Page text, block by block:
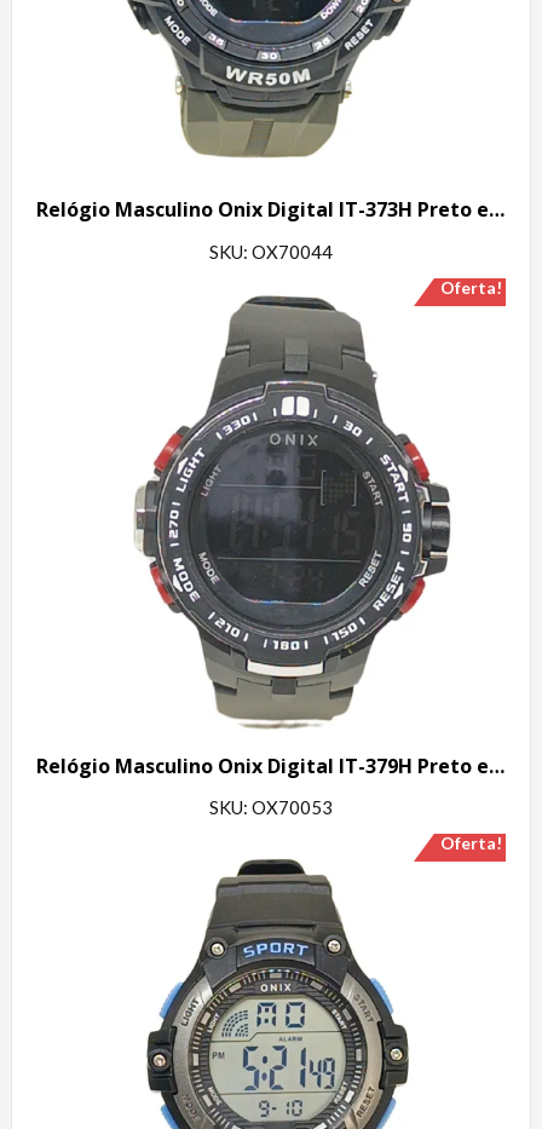
Relógio Masculino Onix Digital IT-373H Preto e Cinza
SKU: OX70044
Oferta!
Relógio Masculino Onix Digital IT-379H Preto e Vermelho
SKU: OX70053
Oferta!